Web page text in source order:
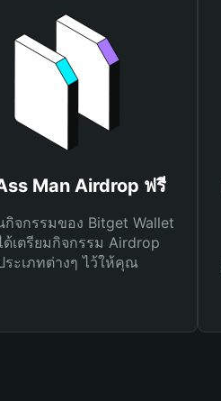
Man Airdrop ฟรี
กิจกรรมของ Bitget Wallet
ด้เตรียมกิจกรรม Airdrop
ระเภทต่างๆ ไว้ให้คุณ